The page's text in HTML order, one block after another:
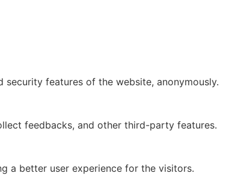
features of the website, anonymously.
feedbacks, and other third-party features.
a better user experience for the visitors.